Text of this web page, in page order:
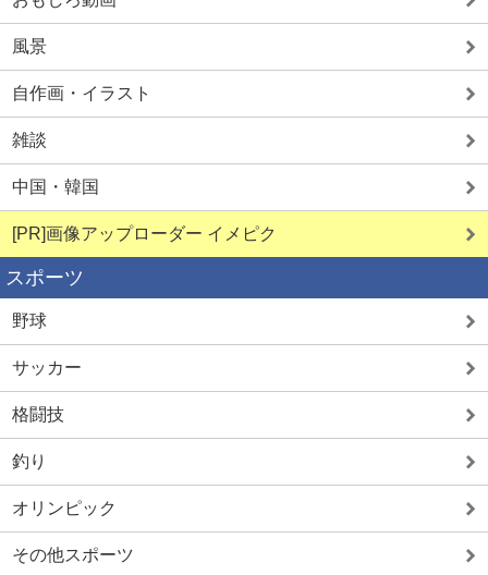
風景
自作画・イラスト
雑談
中国・韓国
[PR]画像アップローダー イメピク
スポーツ
野球
サッカー
格闘技
釣り
オリンピック
その他スポーツ